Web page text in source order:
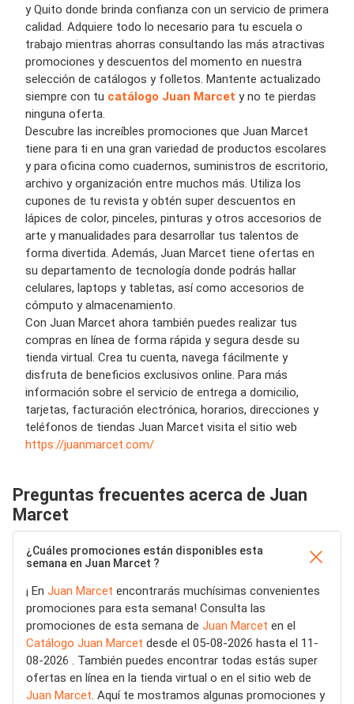
y Quito donde brinda confianza con un servicio de primera
calidad. Adquiere todo lo necesario para tu escuela o
trabajo mientras ahorras consultando las más atractivas
promociones y descuentos del momento en nuestra
selección de catálogos y folletos. Mantente actualizado
siempre con tu catálogo Juan Marcet y no te pierdas
ninguna oferta.
Descubre las increíbles promociones que Juan Marcet
tiene para ti en una gran variedad de productos escolares
y para oficina como cuadernos, suministros de escritorio,
archivo y organización entre muchos más. Utiliza los
cupones de tu revista y obtén super descuentos en
lápices de color, pinceles, pinturas y otros accesorios de
arte y manualidades para desarrollar tus talentos de
forma divertida. Además, Juan Marcet tiene ofertas en
su departamento de tecnología donde podrás hallar
celulares, laptops y tabletas, así como accesorios de
cómputo y almacenamiento.
Con Juan Marcet ahora también puedes realizar tus
compras en línea de forma rápida y segura desde su
tienda virtual. Crea tu cuenta, navega fácilmente y
disfruta de beneficios exclusivos online. Para más
información sobre el servicio de entrega a domicilio,
tarjetas, facturación electrónica, horarios, direcciones y
teléfonos de tiendas Juan Marcet visita el sitio web
https://juanmarcet.com/
Preguntas frecuentes acerca de Juan
Marcet
¿Cuáles promociones están disponibles esta
semana en Juan Marcet ?
¡ En Juan Marcet encontrarás muchísimas convenientes
promociones para esta semana! Consulta las
promociones de esta semana de Juan Marcet en el
Catálogo Juan Marcet desde el 05-08-2026 hasta el 11-
08-2026 . También puedes encontrar todas estás super
ofertas en línea en la tienda virtual o en el sitio web de
Juan Marcet. Aquí te mostramos algunas promociones y